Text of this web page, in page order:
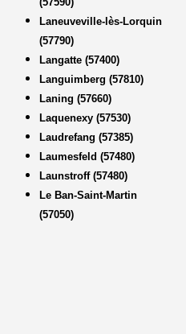
Laneuveville-lès-Lorquin
(57790)
Langatte (57400)
Languimberg (57810)
Laning (57660)
Laquenexy (57530)
Laudrefang (57385)
Laumesfeld (57480)
Launstroff (57480)
Le Ban-Saint-Martin
(57050)